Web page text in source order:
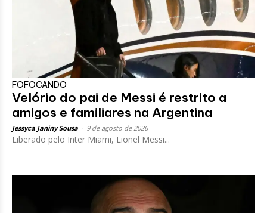
FOFOCANDO
Velório do pai de Messi é restrito a
amigos e familiares na Argentina
Jessyca Janiny Sousa 9 de agosto de 2026
Liberado pelo Inter Miami, Lionel Messi...